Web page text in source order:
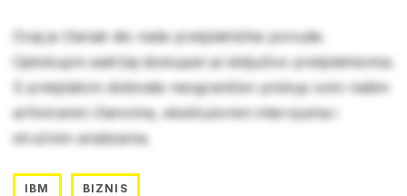
Ovaj je članak dio naše pretplatničke ponude.
Cjelokupni sadržaj dostupan je isključivo pretplatnicima.
S pretplatom dobivate neograničen pristup svim našim
arhiviranim člancima, ekskluzivnim intervjuima i
stručnim analizama.
IBM BIZNIS